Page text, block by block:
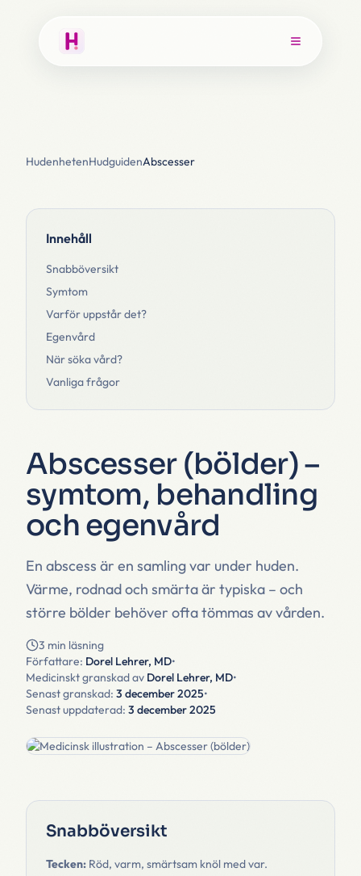
HudenhetenHudguidenAbscesser
Innehåll
Snabböversikt
Symtom
Varför uppstår det?
Egenvård
När söka vård?
Vanliga frågor
Abscesser (bölder) –
symtom, behandling
och egenvård
En abscess är en samling var under huden.
Värme, rodnad och smärta är typiska – och
större bölder behöver ofta tömmas av vården.
3 min läsning
Författare: Dorel Lehrer, MD•
Medicinskt granskad av Dorel Lehrer, MD•
Senast granskad: 3 december 2025•
Senast uppdaterad: 3 december 2025
Snabböversikt
Tecken: Röd, varm, smärtsam knöl med var.